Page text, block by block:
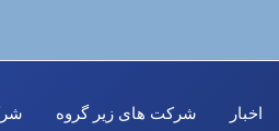
اخبار شرکت های زیر گروه